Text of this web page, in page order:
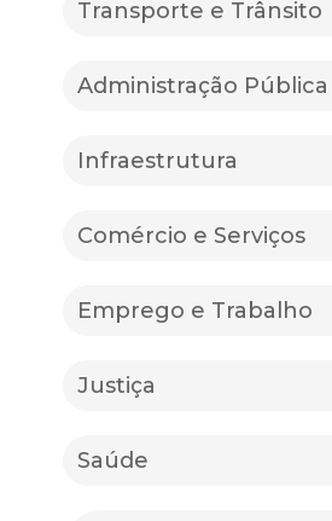
Transporte e Trânsito
Administração Pública
Infraestrutura
Comércio e Serviços
Emprego e Trabalho
Justiça
Saúde